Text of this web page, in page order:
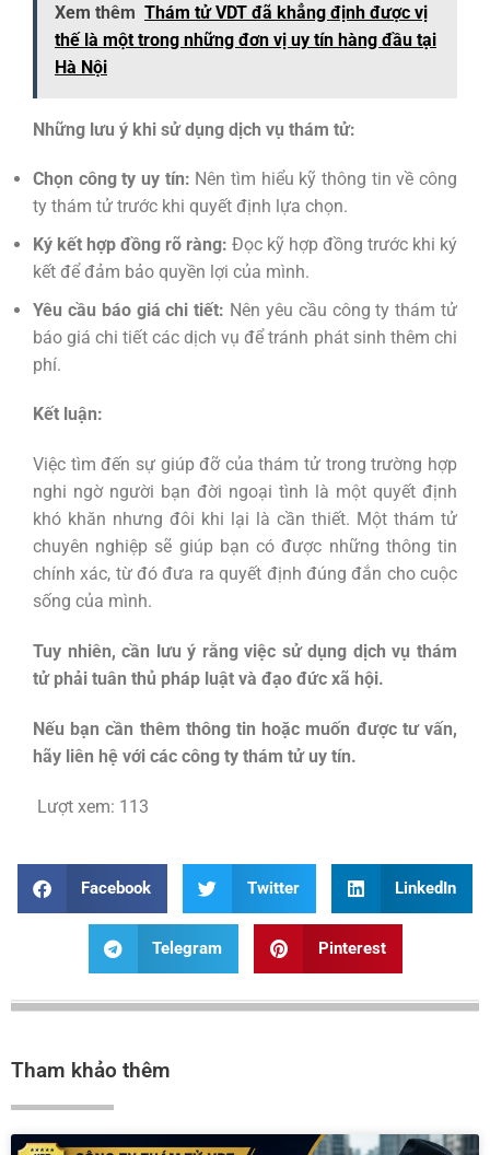
Xem thêm Thám tử VDT đã khẳng định được vị
thế là một trong những đơn vị uy tín hàng đầu tại
Hà Nội
Những lưu ý khi sử dụng dịch vụ thám tử:
Chọn công ty uy tín: Nên tìm hiểu kỹ thông tin về công
ty thám tử trước khi quyết định lựa chọn.
Ký kết hợp đồng rõ ràng: Đọc kỹ hợp đồng trước khi ký
kết để đảm bảo quyền lợi của mình.
Yêu cầu báo giá chi tiết: Nên yêu cầu công ty thám tử
báo giá chi tiết các dịch vụ để tránh phát sinh thêm chi
phí.
Kết luận:
Việc tìm đến sự giúp đỡ của thám tử trong trường hợp
nghi ngờ người bạn đời ngoại tình là một quyết định
khó khăn nhưng đôi khi lại là cần thiết. Một thám tử
chuyên nghiệp sẽ giúp bạn có được những thông tin
chính xác, từ đó đưa ra quyết định đúng đắn cho cuộc
sống của mình.
Tuy nhiên, cần lưu ý rằng việc sử dụng dịch vụ thám
tử phải tuân thủ pháp luật và đạo đức xã hội.
Nếu bạn cần thêm thông tin hoặc muốn được tư vấn,
hãy liên hệ với các công ty thám tử uy tín.
Lượt xem: 113
Facebook Twitter LinkedIn
Telegram Pinterest
Tham khảo thêm